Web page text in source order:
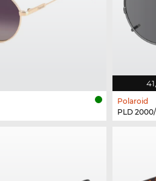
Polaroid
PLD